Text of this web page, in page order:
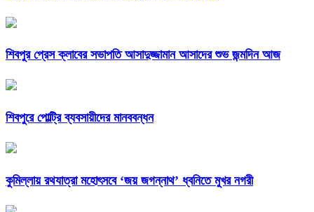
শিবপুর প্রেস ক্লাবের সভাপতি আসাদুজ্জামান আসাদের শুভ জন্মদিন আজ
শিবপুরে পোল্ট্রি ব্যবসায়ীদের মানববন্ধন
কুমিল্লায় রথযাত্রা মহোৎসবে ‘জয় জগন্নাথ’ ধ্বনিতে মুখর নগরী